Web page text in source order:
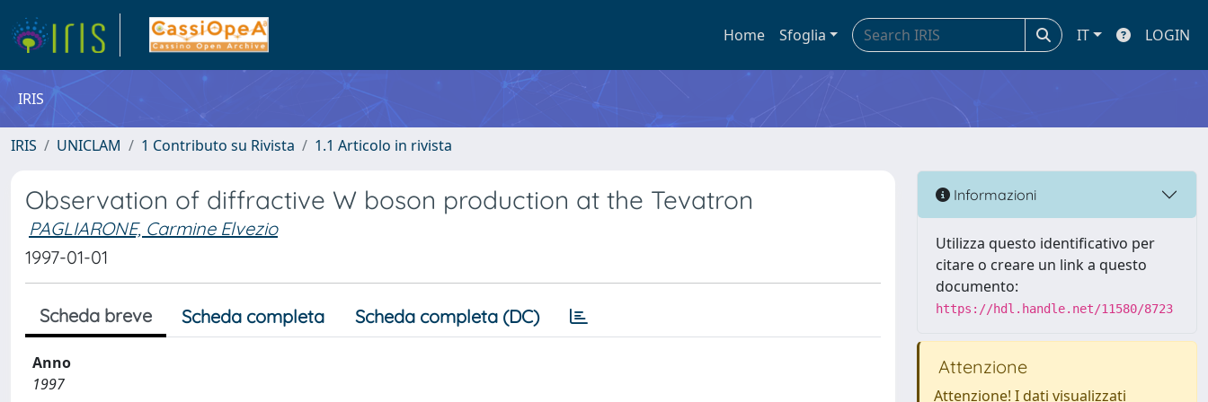
Home Sfoglia IT LOGIN
IRIS
IRIS UNICLAM 1 Contributo su Rivista 1.1 Articolo in rivista
Observation of diffractive W boson production at the Tevatron
PAGLIARONE, Carmine Elvezio
1997-01-01
Scheda breve Scheda completa Scheda completa (DC)
Anno
1997
Informazioni
Utilizza questo identificativo per
citare o creare un link a questo
documento:
https://hdl.handle.net/11580/8723
Attenzione
Attenzione! I dati visualizzati